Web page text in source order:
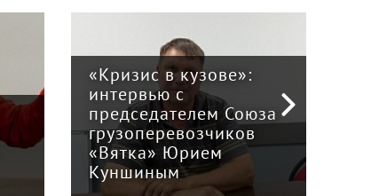
«Кризис в кузове»:
интервью с
председателем Союза
грузоперевозчиков
«Вятка» Юрием
Куншиным